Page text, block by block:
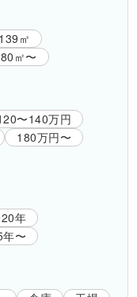
㎡
㎡〜
〜140万円
180万円〜
年
〜